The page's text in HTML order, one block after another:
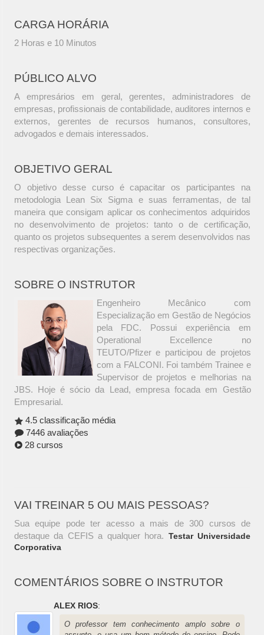
CARGA HORÁRIA
2 Horas e 10 Minutos
PÚBLICO ALVO
A empresários em geral, gerentes, administradores de
empresas, profissionais de contabilidade, auditores internos e
externos, gerentes de recursos humanos, consultores,
advogados e demais interessados.
OBJETIVO GERAL
O objetivo desse curso é capacitar os participantes na
metodologia Lean Six Sigma e suas ferramentas, de tal
maneira que consigam aplicar os conhecimentos adquiridos
no desenvolvimento de projetos: tanto o de certificação,
quanto os projetos subsequentes a serem desenvolvidos nas
respectivas organizações.
SOBRE O INSTRUTOR
Engenheiro Mecânico com
Especialização em Gestão de Negócios
pela FDC. Possui experiência em
Operational Excellence no
TEUTO/Pfizer e participou de projetos
com a FALCONI. Foi também Trainee e
Supervisor de projetos e melhorias na
JBS. Hoje é sócio da Lead, empresa focada em Gestão
Empresarial.
4.5 classificação média
7446 avaliações
28 cursos
VAI TREINAR 5 OU MAIS PESSOAS?
Sua equipe pode ter acesso a mais de 300 cursos de
destaque da CEFIS a qualquer hora. Testar Universidade
Corporativa
COMENTÁRIOS SOBRE O INSTRUTOR
ALEX RIOS:
O professor tem conhecimento amplo sobre o